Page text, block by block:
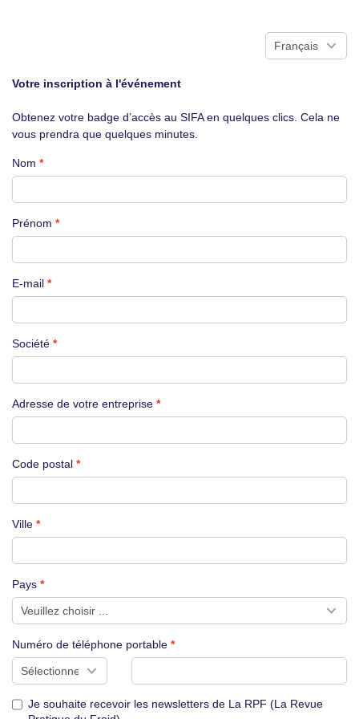
Votre inscription à l'événement
Obtenez votre badge d’accès au SIFA en quelques clics. Cela ne
vous prendra que quelques minutes.
Nom
Prénom
E-mail
Société
Adresse de votre entreprise
Code postal
Ville
Pays
Numéro de téléphone portable
Je souhaite recevoir les newsletters de La RPF (La Revue